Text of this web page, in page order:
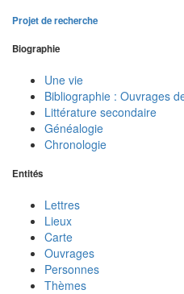
Projet de recherche
Biographie
Une vie
Bibliographie : Ouvrages
Littérature secondaire
Généalogie
Chronologie
Entités
Lettres
Lieux
Carte
Ouvrages
Personnes
Thèmes